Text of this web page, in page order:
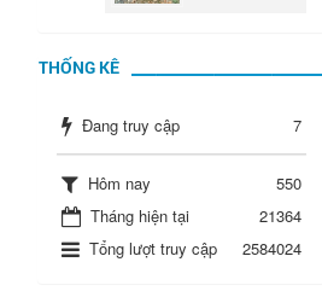
THỐNG KÊ
Đang truy cập 7
Hôm nay
550
Tháng hiện tại
21364
Tổng lượt truy cập
2584024